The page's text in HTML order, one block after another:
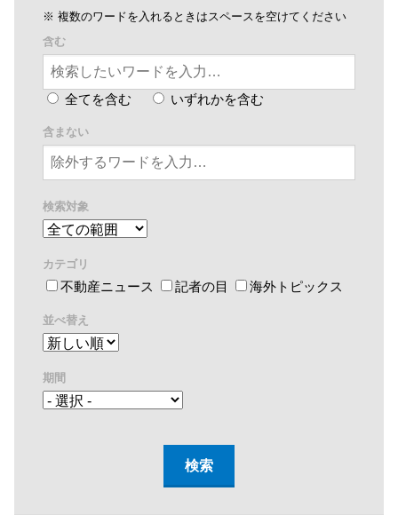
※ 複数のワードを入れるときはスペースを空けてください
含む
全てを含む いずれかを含む
含まない
検索対象
カテゴリ
不動産ニュース 記者の目 海外トピックス
並べ替え
期間